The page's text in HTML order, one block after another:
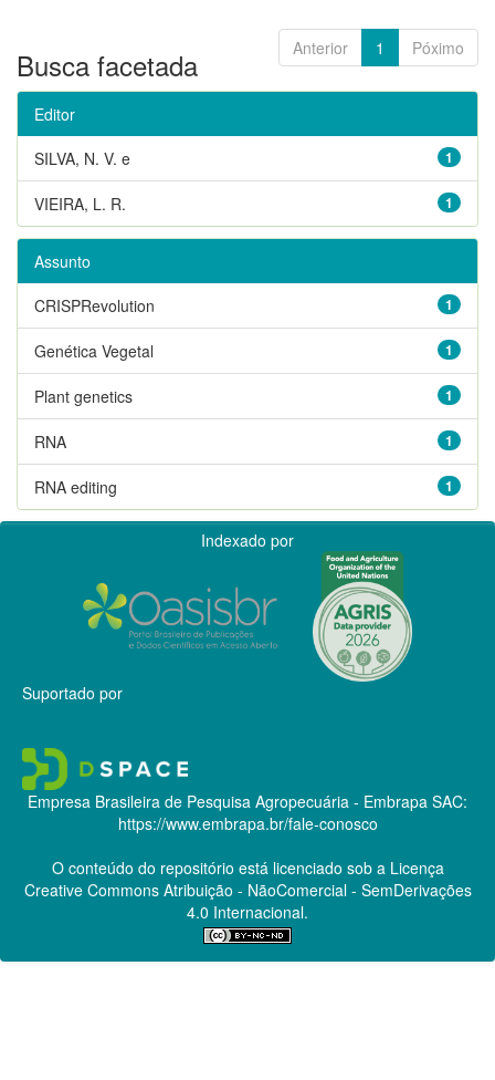
Anterior 1 Póximo
Busca facetada
Editor
1
SILVA, N. V. e
1
VIEIRA, L. R.
Assunto
1
CRISPRevolution
1
Genética Vegetal
1
Plant genetics
1
RNA
1
RNA editing
Indexado por
Suportado por
Empresa Brasileira de Pesquisa Agropecuária - Embrapa SAC:
https://www.embrapa.br/fale-conosco
O conteúdo do repositório está licenciado sob a Licença
Creative CommonsAtribuição - NãoComercial - SemDerivações
4.0 Internacional.